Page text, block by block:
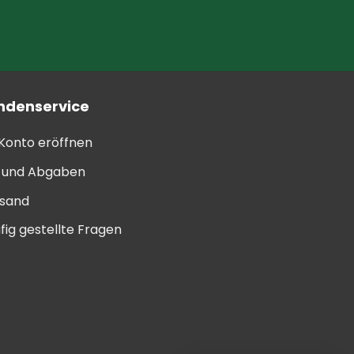
eröffnen
Abgaben
gestellte Fragen